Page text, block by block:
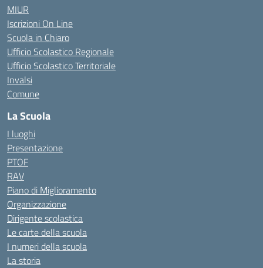
MIUR
Iscrizioni On Line
Scuola in Chiaro
Ufficio Scolastico Regionale
Ufficio Scolastico Territoriale
Invalsi
Comune
La Scuola
I luoghi
Presentazione
PTOF
RAV
Piano di Miglioramento
Organizzazione
Dirigente scolastica
Le carte della scuola
I numeri della scuola
La storia